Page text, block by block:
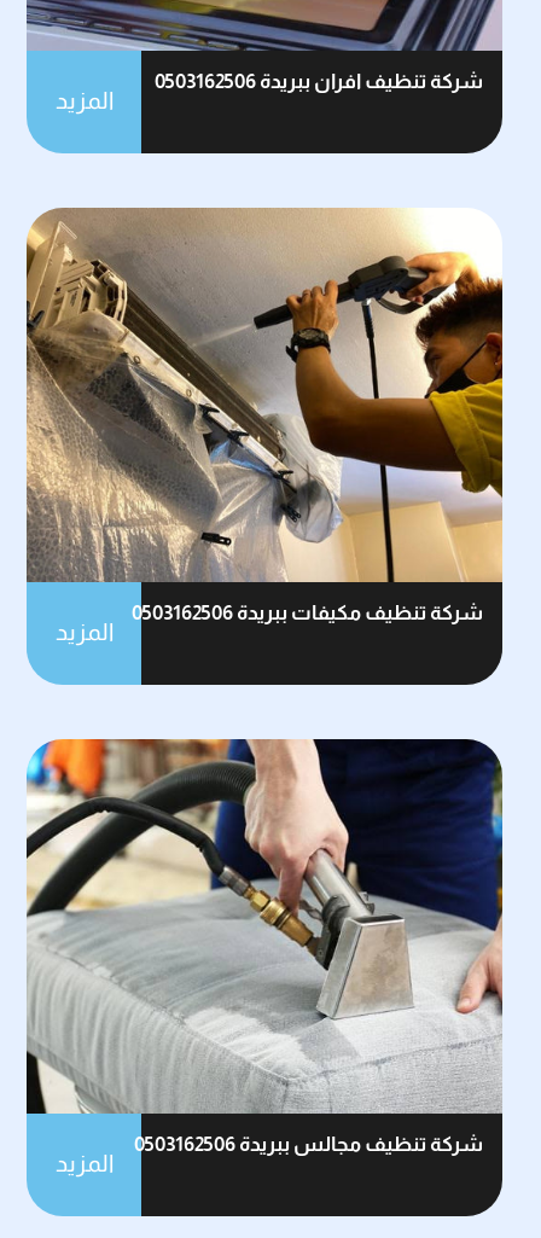
شركة تنظيف افران ببريدة 0503162506
المزيد
شركة تنظيف مكيفات ببريدة 0503162506
المزيد
شركة تنظيف مجالس ببريدة 0503162506
المزيد